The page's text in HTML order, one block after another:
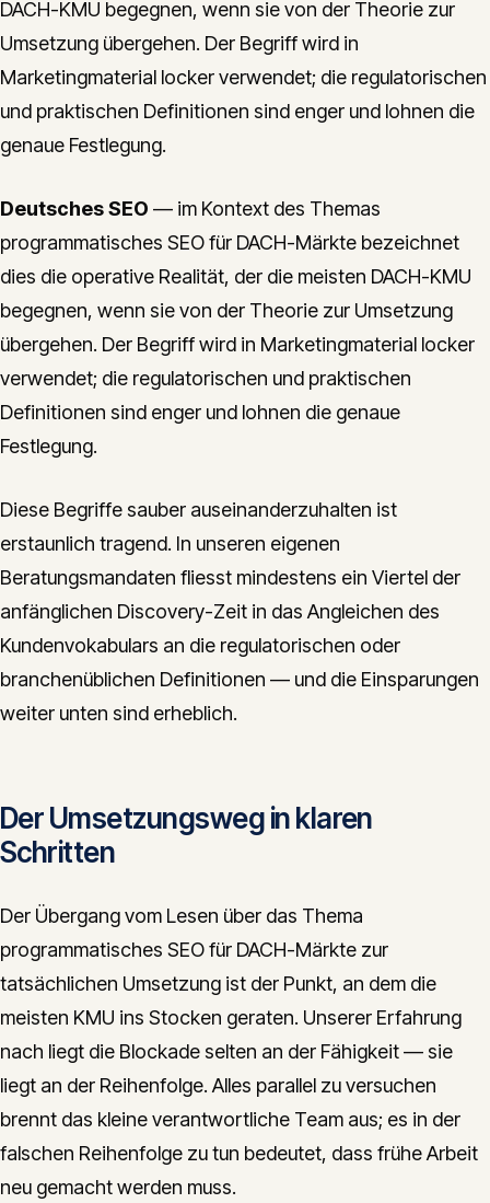
DACH-KMU begegnen, wenn sie von der Theorie zur
Umsetzung übergehen. Der Begriff wird in
Marketingmaterial locker verwendet; die regulatorischen
und praktischen Definitionen sind enger und lohnen die
genaue Festlegung.
Deutsches SEO — im Kontext des Themas
programmatisches SEO für DACH-Märkte bezeichnet
dies die operative Realität, der die meisten DACH-KMU
begegnen, wenn sie von der Theorie zur Umsetzung
übergehen. Der Begriff wird in Marketingmaterial locker
verwendet; die regulatorischen und praktischen
Definitionen sind enger und lohnen die genaue
Festlegung.
Diese Begriffe sauber auseinanderzuhalten ist
erstaunlich tragend. In unseren eigenen
Beratungsmandaten fliesst mindestens ein Viertel der
anfänglichen Discovery-Zeit in das Angleichen des
Kundenvokabulars an die regulatorischen oder
branchenüblichen Definitionen — und die Einsparungen
weiter unten sind erheblich.
Der Umsetzungsweg in klaren
Schritten
Der Übergang vom Lesen über das Thema
programmatisches SEO für DACH-Märkte zur
tatsächlichen Umsetzung ist der Punkt, an dem die
meisten KMU ins Stocken geraten. Unserer Erfahrung
nach liegt die Blockade selten an der Fähigkeit — sie
liegt an der Reihenfolge. Alles parallel zu versuchen
brennt das kleine verantwortliche Team aus; es in der
falschen Reihenfolge zu tun bedeutet, dass frühe Arbeit
neu gemacht werden muss.